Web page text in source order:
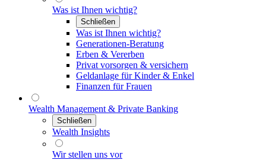
Was ist Ihnen wichtig?
Schließen
Was ist Ihnen wichtig?
Generationen-Beratung
Erben & Vererben
Privat vorsorgen & versichern
Geldanlage für Kinder & Enkel
Finanzen für Frauen
Wealth Management & Private Banking
Schließen
Wealth Insights
Wir stellen uns vor